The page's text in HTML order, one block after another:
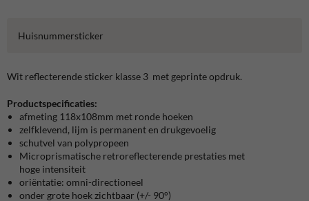
Huisnummersticker
Wit reflecterende sticker klasse 3 met geprinte opdruk.
Productspecificaties:
afmeting 118x108mm met ronde hoeken
zelfklevend, lijm is permanent en drukgevoelig
schutvel van polypropeen
Microprismatische retroreflecterende prestaties met
hoge intensiteit
oriëntatie: omni-directioneel
onder grote hoek zichtbaar (+/- 90°)